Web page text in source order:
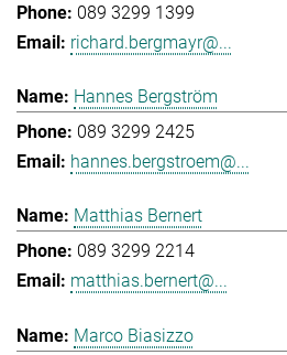
089 3299 1399
richard.bergmayr@...
Hannes Bergström
089 3299 2425
hannes.bergstroem@...
Matthias Bernert
089 3299 2214
matthias.bernert@...
Marco Biasizzo